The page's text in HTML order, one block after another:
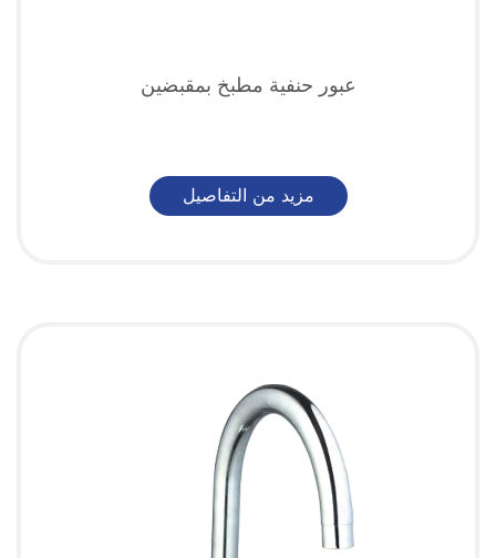
عبور حنفية مطبخ بمقبضين
مزيد من التفاصيل